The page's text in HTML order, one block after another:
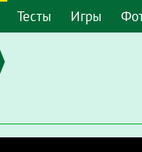
Тесты Игры